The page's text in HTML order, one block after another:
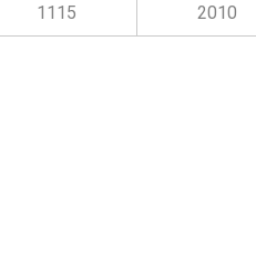
1115 2010